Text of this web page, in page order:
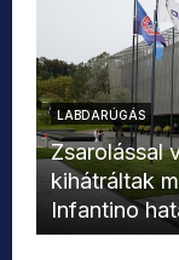
LABDARÚGÁS
Zsarolással
kihátráltak
Infantino